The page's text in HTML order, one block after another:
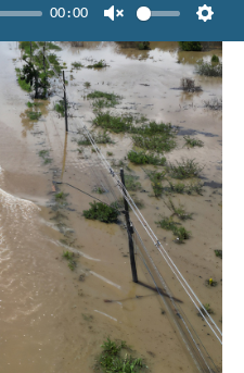
00:00
Unmute